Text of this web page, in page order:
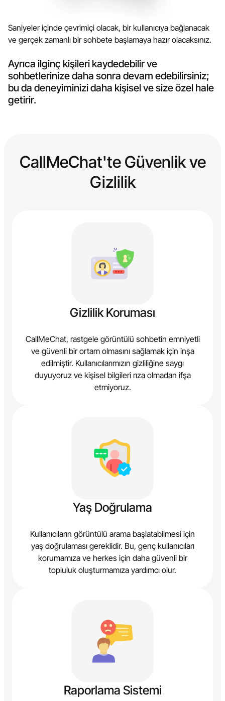
Saniyeler içinde çevrimiçi olacak, bir kullanıcıya bağlanacak
ve gerçek zamanlı bir sohbete başlamaya hazır olacaksınız.
Ayrıca ilginç kişileri kaydedebilir ve
sohbetlerinize daha sonra devam edebilirsiniz;
bu da deneyiminizi daha kişisel ve size özel hale
getirir.
CallMeChat'te Güvenlik ve
Gizlilik
Gizlilik Koruması
CallMeChat, rastgele görüntülü sohbetin emniyetli
ve güvenli bir ortam olmasını sağlamak için inşa
edilmiştir. Kullanıcılarımızın gizliliğine saygı
duyuyoruz ve kişisel bilgileri rıza olmadan ifşa
etmiyoruz.
Yaş Doğrulama
Kullanıcıların görüntülü arama başlatabilmesi için
yaş doğrulaması gereklidir. Bu, genç kullanıcıları
korumamıza ve herkes için daha güvenli bir
topluluk oluşturmamıza yardımcı olur.
Raporlama Sistemi